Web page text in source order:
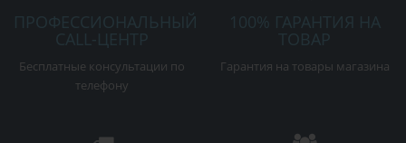
ПРОФЕССИОНАЛЬНЫЙ
CALL-ЦЕНТР
Бесплатные консультации по
телефону
100% ГАРАНТИЯ НА
ТОВАР
Гарантия на товары магазина